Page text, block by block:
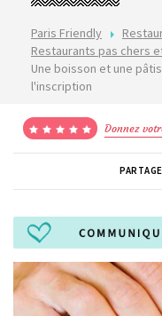
Paris Friendly
Restaurants pas chers
Une boisson et une
l'inscription
Donnez